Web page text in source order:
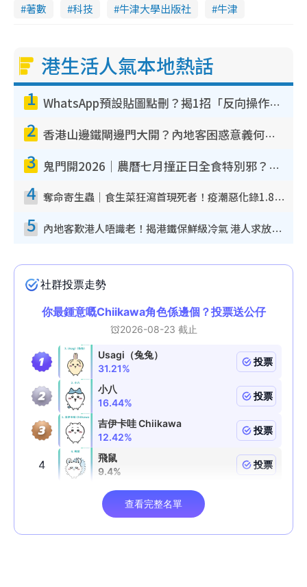
著數 科技 牛津大學出版社 牛津
港生活人氣本地熱話
1 WhatsApp預設貼圖點刪？揭1招「反向操作」還原簡潔介面 附3步實測教學
2 香港山邊鐵閘邊門大開？內地客困惑意義何在！網民神回覆：呢種叫法理性防禦
3 鬼門開2026｜農曆七月撞正日全食特別邪？專家警告切忌做一事！揭4大禁忌+2招保平安
4 奪命寄生蟲｜食生菜狂瀉首現死者！疫潮惡化錄1.8萬宗病例 揭洗菜3大謬誤
5 內地客歎港人唔識老！揭港鐵保鮮級冷氣 港人求放過：咪投訴